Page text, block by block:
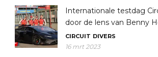
Internationale testdag
door de lens van Benny
CIRCUIT DIVERS
16 mrt 2023